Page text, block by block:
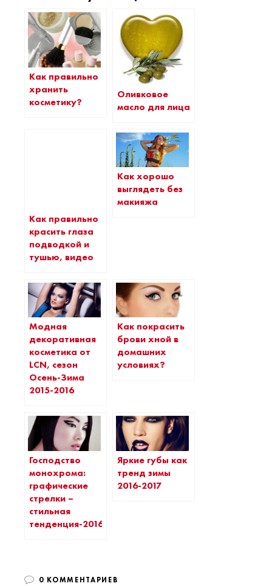
Как правильно
хранить
косметику?
Оливковое
масло для лица
Как правильно
красить глаза
подводкой и
тушью, видео
Как хорошо
выглядеть без
макияжа
Модная
декоративная
косметика от
LCN, сезон
Осень-Зима
2015-2016
Как покрасить
брови хной в
домашних
условиях?
Господство
монохрома:
графические
стрелки –
стильная
тенденция-2016
Яркие губы как
тренд зимы
2016-2017
0 КОММЕНТАРИЕВ